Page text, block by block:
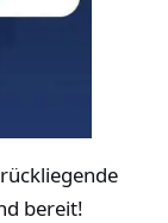
bereit!